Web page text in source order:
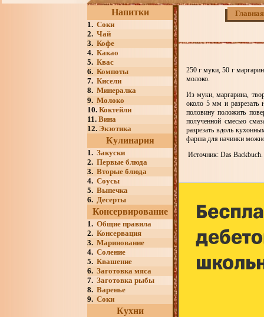
Напитки
1. Соки
2. Чай
3. Кофе
4. Какао
5. Квас
6. Компоты
7. Кисели
8. Минералка
9. Молоко
10. Коктейли
11. Вина
12. Экзотика
Кулинария
1. Закуски
2. Первые блюда
3. Вторые блюда
4. Соусы
5. Выпечка
6. Десерты
Консервирование
1. Общие правила
2. Консервация
3. Маринование
4. Соление
5. Квашение
6. Заготовка мяса
7. Заготовка рыбы
8. Варенье
9. Соки
Кухни
Главная
250 г муки, 50 г
молоко.
Из муки, маргарина,
около 5 мм и разрезать
половину положить
полученной смесью
разрезать вдоль
фарша для начинки
Источник: Das